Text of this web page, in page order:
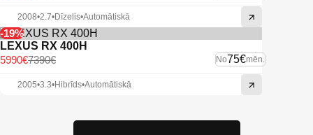
2008•2.7•Dīzelis•Automātiskā
-19%
LEXUS RX 400H
No75€mēn.
7390€
5990€
2005•3.3•Hibrīds•Automātiskā